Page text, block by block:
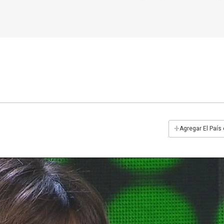
+Agregar El País